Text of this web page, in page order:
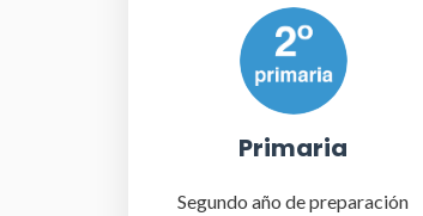
Primaria
Segundo año de preparación